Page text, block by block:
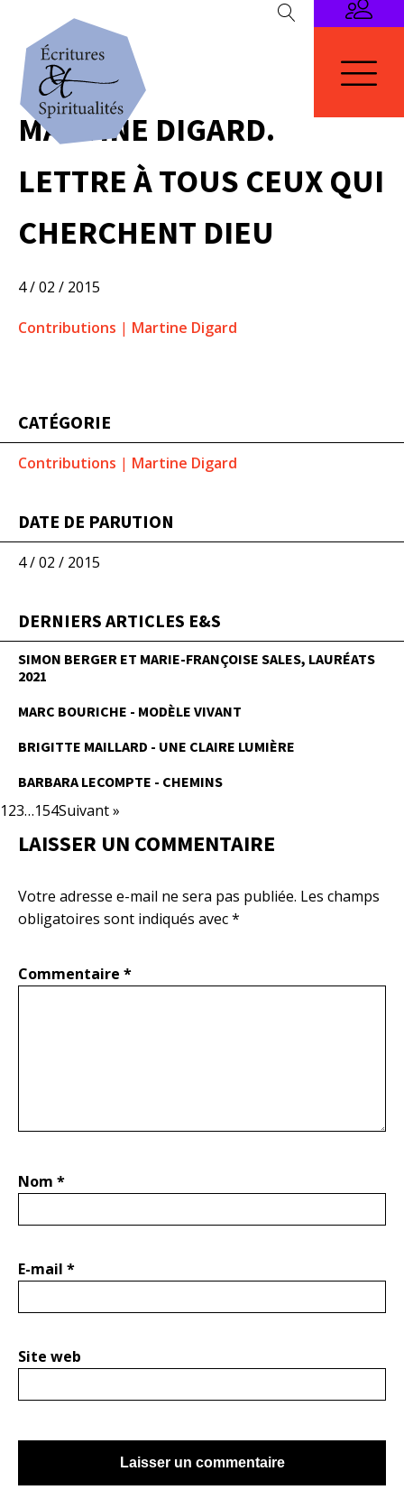
MARTINE DIGARD.
LETTRE À TOUS CEUX QUI
CHERCHENT DIEU
4 / 02 / 2015
Contributions | Martine Digard
CATÉGORIE
Contributions | Martine Digard
DATE DE PARUTION
4 / 02 / 2015
DERNIERS ARTICLES E&S
SIMON BERGER ET MARIE-FRANÇOISE SALES, LAURÉATS
2021
MARC BOURICHE - MODÈLE VIVANT
BRIGITTE MAILLARD - UNE CLAIRE LUMIÈRE
BARBARA LECOMPTE - CHEMINS
123…154Suivant »
LAISSER UN COMMENTAIRE
Votre adresse e-mail ne sera pas publiée. Les champs
obligatoires sont indiqués avec*
Commentaire *
Nom *
E-mail *
Site web